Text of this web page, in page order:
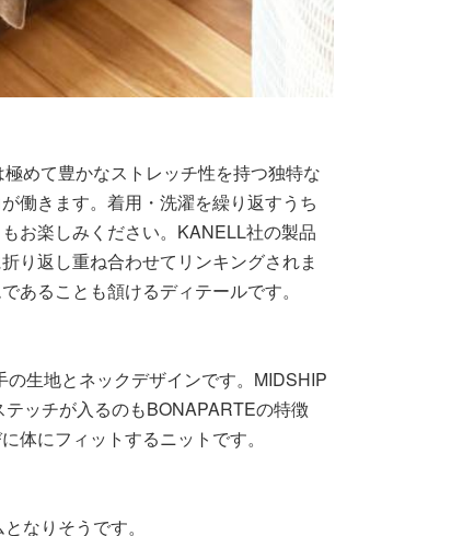
めて豊かなストレッチ性を持つ独特な
働きます。着用・洗濯を繰り返すうち
お楽しみください。KANELL社の製品
り返し重ね合わせてリンキングされま
ることも頷けるディテールです。
生地とネックデザインです。MIDSHIP
ッチが入るのもBONAPARTEの特徴
体にフィットするニットです。
なりそうです。